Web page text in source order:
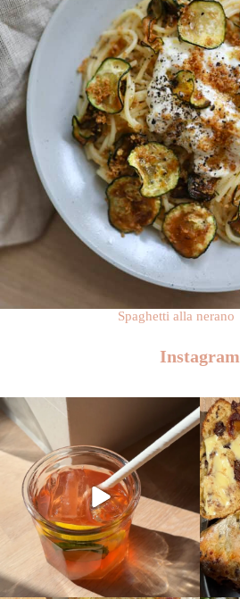
Spaghetti alla nerano
Instagram